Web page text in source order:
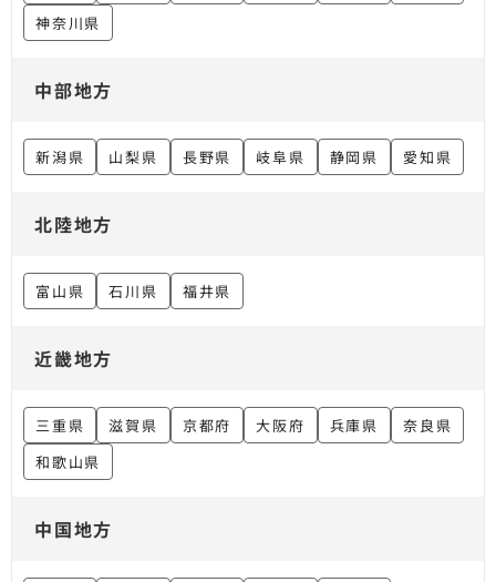
神奈川県
中部地方
新潟県 山梨県 長野県 岐阜県 静岡県 愛知県
北陸地方
富山県 石川県 福井県
近畿地方
三重県 滋賀県 京都府 大阪府 兵庫県
奈良県
和歌山県
中国地方